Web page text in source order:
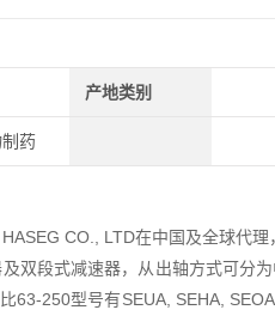
产地类别
药
CO., LTD在中国及全球代理
双段式减速器，从出轴方式可分
63-250型号有SEUA, SEHA,